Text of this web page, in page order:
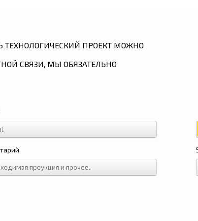
ТЕХНОЛОГИЧЕСКИЙ ПРОЕКТ МОЖНО
СВЯЗИ, МЫ ОБЯЗАТЕЛЬНО